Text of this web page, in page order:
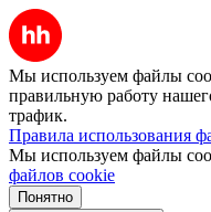
Мы используем файлы
правильную работу
трафик.
Правила использования
Мы используем файлы
файлов cookie
Понятно